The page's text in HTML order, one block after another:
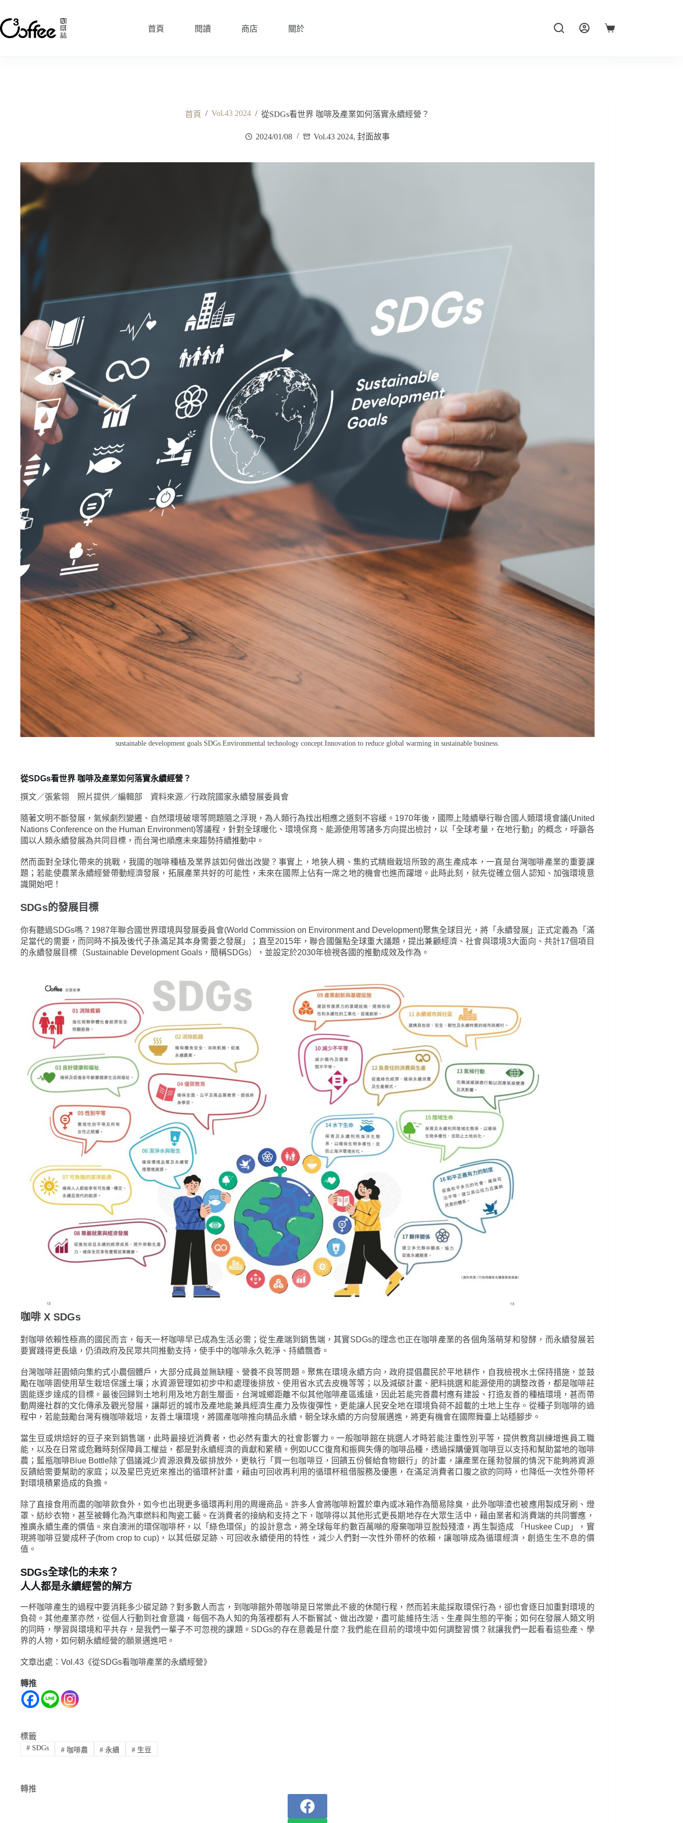
至
主
首頁 閱讀 商店 關於
購
首頁 / Vol.43 2024 / 從SDGs看世界 咖啡及產業如何落實永續經營？
2024/01/08 Vol.43 2024, 封面故事
sustainable development goals SDGs.Environmental technology concept.Innovation to reduce global warming in sustainable business.
從SDGs看世界 咖啡及產業如何落實永續經營？
撰文／張紫翎 照片提供／編輯部 資料來源／行政院國家永續發展委員會
隨著文明不斷發展，氣候劇烈變遷、自然環境破壞等問題隨之浮現，為人類行為找出相應之道刻不容緩。1970年後，國際上陸續舉行聯合國人類環境會議(United
Nations Conference on the Human Environment)等議程，針對全球暖化、環境保育、能源使用等諸多方向提出檢討，以「全球考量，在地行動」的概念，呼籲各
國以人類永續發展為共同目標，而台灣也順應未來趨勢持續推動中。
然而面對全球化帶來的挑戰，我國的咖啡種植及業界該如何做出改變？事實上，地狹人稠、集約式精緻栽培所致的高生產成本，一直是台灣咖啡產業的重要課
題；若能使農業永續經營帶動經濟發展，拓展產業共好的可能性，未來在國際上佔有一席之地的機會也進而躍增。此時此刻，就先從確立個人認知、加強環境意
識開始吧！
SDGs的發展目標
你有聽過SDGs嗎？1987年聯合國世界環境與發展委員會(World Commission on Environment and Development)聚焦全球目光，將「永續發展」正式定義為「滿
足當代的需要，而同時不損及後代子孫滿足其本身需要之發展」；直至2015年，聯合國盤點全球重大議題，提出兼顧經濟、社會與環境3大面向、共計17個項目
的永續發展目標（Sustainable Development Goals，簡稱SDGs），並設定於2030年檢視各國的推動成效及作為。
咖啡 X SDGs
對咖啡依賴性極高的國民而言，每天一杯咖啡早已成為生活必需；從生產端到銷售端，其實SDGs的理念也正在咖啡產業的各個角落萌芽和發酵，而永續發展若
要實踐得更長遠，仍須政府及民眾共同推動支持，使手中的咖啡永久乾淨、持續飄香。
台灣咖啡莊園傾向集約式小農個體戶，大部分成員並無缺糧、營養不良等問題。聚焦在環境永續方向，政府提倡農民於平地耕作，自我檢視水土保持措施，並鼓
勵在咖啡園使用草生栽培保護土壤；水資源管理如初步中和處理後排放、使用省水式去皮機等等；以及減碳計畫、肥料挑選和能源使用的調整改善，都是咖啡莊
園能逐步達成的目標。最後回歸到土地利用及地方創生層面，台灣城鄉距離不似其他咖啡產區遙遠，因此若能完善農村應有建設、打造友善的種植環境，甚而帶
動周邊社群的文化傳承及觀光發展，讓鄰近的城市及產地能兼具經濟生產力及恢復彈性，更能讓人民安全地在環境負荷不超載的土地上生存。從種子到咖啡的過
程中，若能鼓勵台灣有機咖啡栽培，友善土壤環境，將國產咖啡推向精品永續，朝全球永續的方向發展邁進，將更有機會在國際舞臺上站穩腳步。
當生豆或烘焙好的豆子來到銷售端，此時最接近消費者，也必然有重大的社會影響力。一般咖啡館在挑選人才時若能注重性別平等，提供教育訓練增進員工職
能，以及在日常或危難時刻保障員工權益，都是對永續經濟的貢獻和累積。例如UCC復育和振興失傳的咖啡品種，透過採購優質咖啡豆以支持和幫助當地的咖啡
農；藍瓶咖啡Blue Bottle除了倡議減少資源浪費及碳排放外，更執行「買一包咖啡豆，回饋五份餐給食物銀行」的計畫，讓產業在蓬勃發展的情況下能夠將資源
反饋給需要幫助的家庭；以及星巴克近來推出的循環杯計畫，藉由可回收再利用的循環杯租借服務及優惠，在滿足消費者口腹之欲的同時，也降低一次性外帶杯
對環境積累造成的負擔。
除了直接食用而盡的咖啡飲食外，如今也出現更多循環再利用的周邊商品。許多人會將咖啡粉置於車內或冰箱作為簡易除臭，此外咖啡渣也被應用製成牙刷、燈
罩、紡紗衣物，甚至被轉化為汽車燃料和陶瓷工藝。在消費者的接納和支持之下，咖啡得以其他形式更長期地存在大眾生活中，藉由業者和消費端的共同響應，
推廣永續生產的價值。來自澳洲的環保咖啡杯，以「綠色環保」的設計意念，將全球每年約數百萬噸的廢棄咖啡豆脫殼殘渣，再生製造成 「Huskee Cup」，實
現將咖啡豆變成杯子(from crop to cup)，以其低碳足跡、可回收永續使用的特性，減少人們對一次性外帶杯的依賴，讓咖啡成為循環經濟，創造生生不息的價
值。
SDGs全球化的未來？
人人都是永續經營的解方
一杯咖啡產生的過程中要消耗多少碳足跡？對多數人而言，到咖啡館外帶咖啡是日常樂此不疲的休閒行程，然而若未能採取環保行為，卻也會逐日加重對環境的
負荷。其他產業亦然，從個人行動到社會意識，每個不為人知的角落裡都有人不斷嘗試、做出改變，盡可能維持生活、生產與生態的平衡；如何在發展人類文明
的同時，學習與環境和平共存，是我們一輩子不可忽視的課題。SDGs的存在意義是什麼？我們能在目前的環境中如何調整習慣？就讓我們一起看看這些產、學
界的人物，如何朝永續經營的願景邁進吧。
文章出處：Vol.43《從SDGs看咖啡產業的永續經營》
轉推
標籤
#SDGs #咖啡農 # 永續 # 生豆
轉推